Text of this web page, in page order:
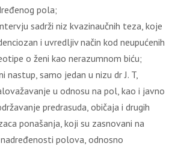
pola;
sadrži niz kvazinaučnih teza, koje
i uvredljiv način kod neupućenih
o ženi kao nerazumnom biću;
nastup, samo jedan u nizu dr J. T,
u odnosu na pol, kao i javno
predrasuda, običaja i drugih
ponašanja, koji su zasnovani na
polova, odnosno